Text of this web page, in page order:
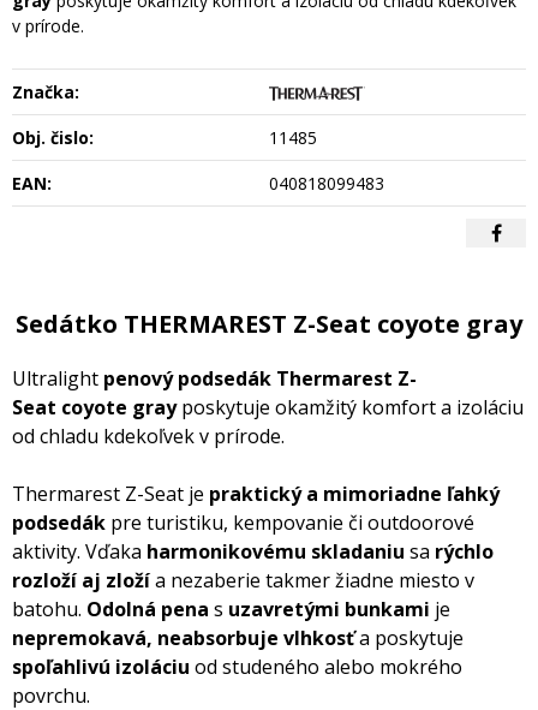
v prírode.
Značka:
Obj. čislo:
11485
EAN:
040818099483
Sedátko THERMAREST Z-Seat coyote gray
Ultralight penový podsedák Thermarest Z-
Seat coyote grayposkytuje okamžitý komfort a izoláciu
od chladu kdekoľvek v prírode.
Thermarest Z-Seat je praktický a mimoriadne ľahký
podsedák pre turistiku, kempovanie či outdoorové
aktivity. Vďaka harmonikovému skladaniu sa rýchlo
rozloží aj zložía nezaberie takmer žiadne miesto v
batohu. Odolná pena s uzavretými bunkami je
nepremokavá, neabsorbuje vlhkosťa poskytuje
spoľahlivú izoláciu od studeného alebo mokrého
povrchu.